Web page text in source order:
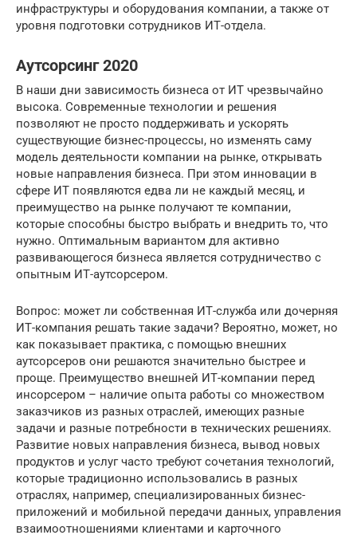
инфраструктуры и оборудования компании, а также от
уровня подготовки сотрудников ИТ-отдела.
Аутсорсинг 2020
В наши дни зависимость бизнеса от ИТ чрезвычайно
высока. Современные технологии и решения
позволяют не просто поддерживать и ускорять
существующие бизнес-процессы, но изменять саму
модель деятельности компании на рынке, открывать
новые направления бизнеса. При этом инновации в
сфере ИТ появляются едва ли не каждый месяц, и
преимущество на рынке получают те компании,
которые способны быстро выбрать и внедрить то, что
нужно. Оптимальным вариантом для активно
развивающегося бизнеса является сотрудничество с
опытным ИТ-аутсорсером.
Вопрос: может ли собственная ИТ-служба или дочерняя
ИТ-компания решать такие задачи? Вероятно, может, но
как показывает практика, с помощью внешних
аутсорсеров они решаются значительно быстрее и
проще. Преимущество внешней ИТ-компании перед
инсорсером – наличие опыта работы со множеством
заказчиков из разных отраслей, имеющих разные
задачи и разные потребности в технических решениях.
Развитие новых направления бизнеса, вывод новых
продуктов и услуг часто требуют сочетания технологий,
которые традиционно использовались в разных
отраслях, например, специализированных бизнес-
приложений и мобильной передачи данных, управления
взаимоотношениями клиентами и карточного